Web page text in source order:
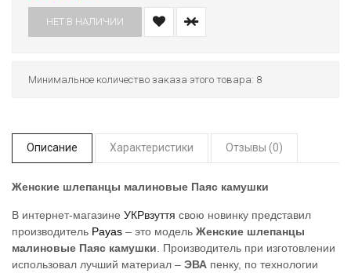
НЕТ В НАЛИЧИИ
Минимальное количество заказа этого товара: 8
Описание Характеристики Отзывы (0)
Женские шлепанцы малиновые Паяс камушки
В интернет-магазине УКРвзуття свою новинку представил
производитель Payas – это модель Женские шлепанцы
малиновые Паяс камушки . Производитель при изготовлении
использовал лучший материал – ЭВА пенку, по технологии